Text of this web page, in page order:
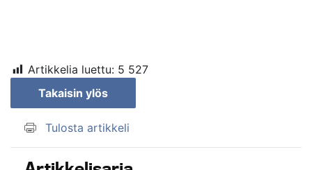
Artikkelia luettu: 5 527
Takaisin ylös
Tulosta artikkeli